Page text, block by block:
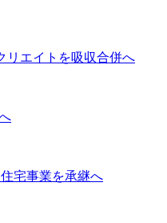
リエイトを吸収合併へ
宅事業を承継へ